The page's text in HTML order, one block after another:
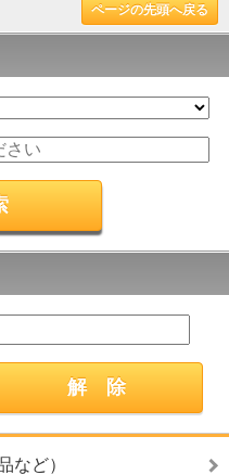
ページの先頭へ戻る
など）